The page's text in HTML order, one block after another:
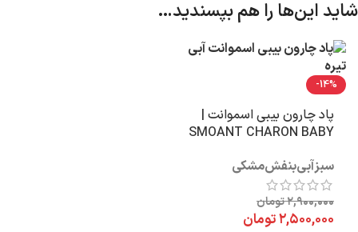
شاید این‌ها را هم بپسندید…
-14%
پاد چارون بیبی اسموانت |
SMOANT CHARON BABY
سبزآبیبنفشمشکی
۲,۹۰۰,۰۰۰تومان
۲,۵۰۰,۰۰۰تومان